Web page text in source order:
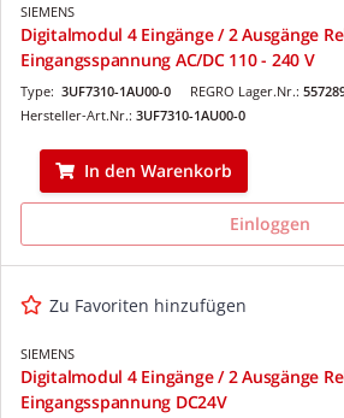
SIEMENS
Digitalmodul 4 Eingänge / 2 Ausgänge
Eingangsspannung AC/DC 110 - 240 V
REGRO Lager.Nr.:
Type: 3UF7310-1AU00-0
Hersteller-Art.Nr.: 3UF7310-1AU00-0
In den Warenkorb
Einloggen
Zu Favoriten hinzufügen
SIEMENS
Digitalmodul 4 Eingänge / 2 Ausgänge
Eingangsspannung DC24V